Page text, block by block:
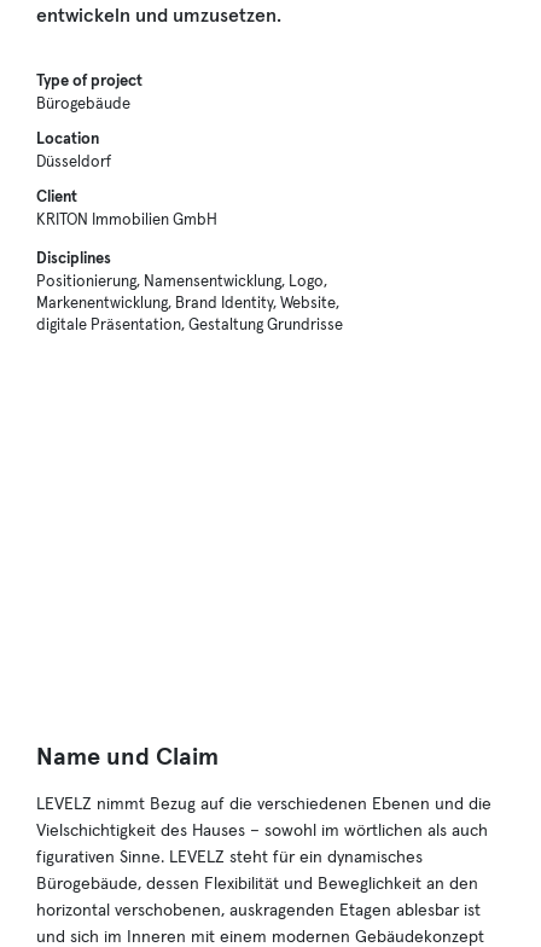
entwickeln und umzusetzen.
Type of project
Bürogebäude
Location
Düsseldorf
Client
KRITON Immobilien GmbH
Disciplines
Positionierung, Namensentwicklung, Logo,
Markenentwicklung, Brand Identity, Website,
digitale Präsentation, Gestaltung Grundrisse
Name und Claim
LEVELZ nimmt Bezug auf die verschiedenen Ebenen und die
Vielschichtigkeit des Hauses – sowohl im wörtlichen als auch
figurativen Sinne. LEVELZ steht für ein dynamisches
Bürogebäude, dessen Flexibilität und Beweglichkeit an den
horizontal verschobenen, auskragenden Etagen ablesbar ist
und sich im Inneren mit einem modernen Gebäudekonzept